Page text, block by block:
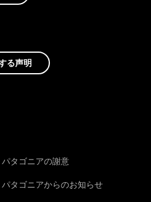
る声明
パタゴニアの謝意
パタゴニアからのお知らせ